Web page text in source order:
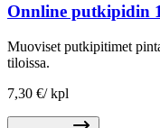
Onnline putkipidin
Muoviset putkipitimet
tiloissa.
7,30 €/ kpl